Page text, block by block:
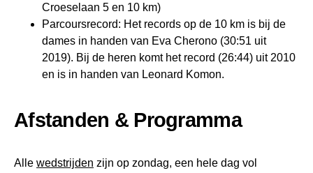
Croeselaan 5 en 10 km)
Parcoursrecord: Het records op de 10 km is bij de
dames in handen van Eva Cherono (30:51 uit
2019). Bij de heren komt het record (26:44) uit 2010
en is in handen van Leonard Komon.
Afstanden & Programma
Alle wedstrijden zijn op zondag, een hele dag vol